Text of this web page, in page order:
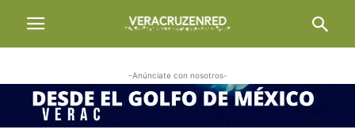
-Anúnciate con nosotros-